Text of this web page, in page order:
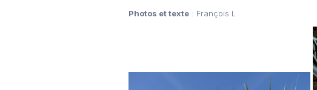
Photos et texte : François L